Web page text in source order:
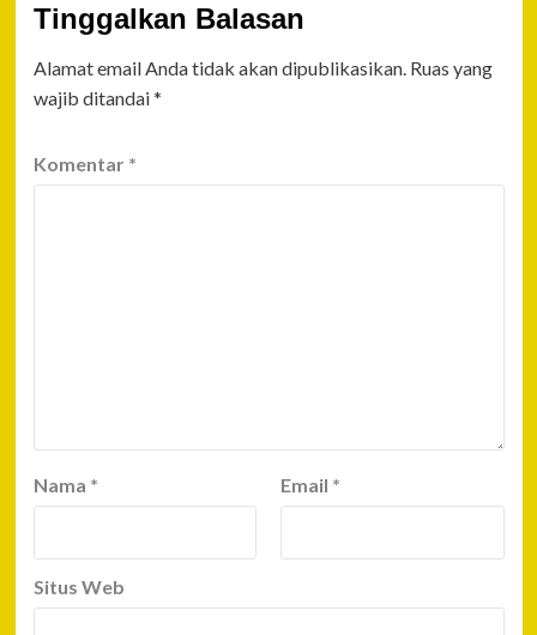
Tinggalkan Balasan
Alamat email Anda tidak akan dipublikasikan. Ruas yang
wajib ditandai*
Komentar *
Nama * Email *
Situs Web